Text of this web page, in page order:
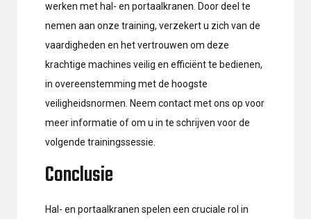
werken met hal- en portaalkranen. Door deel te
nemen aan onze training, verzekert u zich van de
vaardigheden en het vertrouwen om deze
krachtige machines veilig en efficiënt te bedienen,
in overeenstemming met de hoogste
veiligheidsnormen. Neem contact met ons op voor
meer informatie of om u in te schrijven voor de
volgende trainingssessie.
Conclusie
Hal- en portaalkranen spelen een cruciale rol in